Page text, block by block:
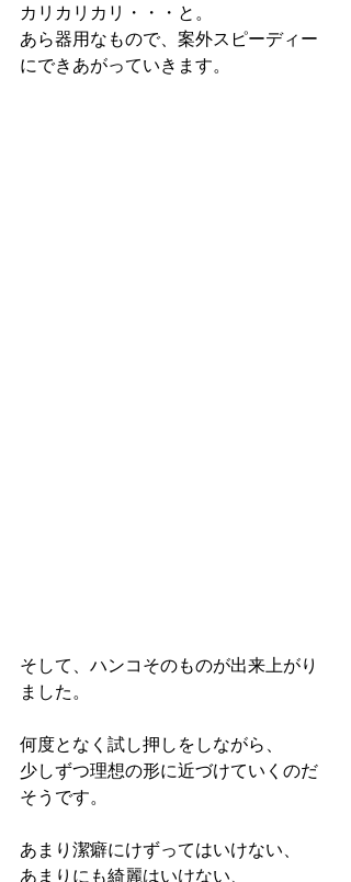
カリカリカリ・・・と。
あら器用なもので、案外スピーディー
にできあがっていきます。
そして、ハンコそのものが出来上がり
ました。
何度となく試し押しをしながら、
少しずつ理想の形に近づけていくのだ
そうです。
あまり潔癖にけずってはいけない、
あまりにも綺麗はいけない、